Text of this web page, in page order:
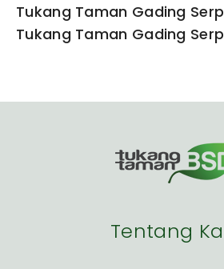
Tukang Taman Gading
Tukang Taman Gading
Tentang